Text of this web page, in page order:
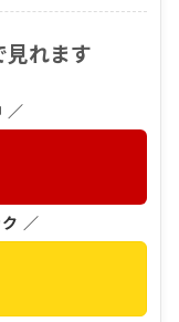
見れます
／
／